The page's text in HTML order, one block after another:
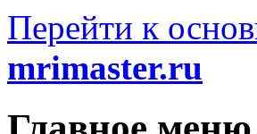
Перейти к
mrimaster.ru